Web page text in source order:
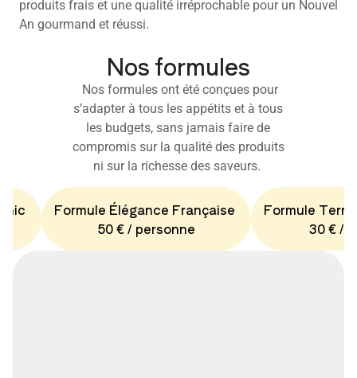
produits frais et une qualité irréprochable pour un Nouvel
An gourmand et réussi.
Nos formules
Nos formules ont été conçues pour
s’adapter à tous les appétits et à tous
les budgets, sans jamais faire de
compromis sur la qualité des produits
ni sur la richesse des saveurs.
Formule Élégance Française
50 € / personne
Formule
30 € /